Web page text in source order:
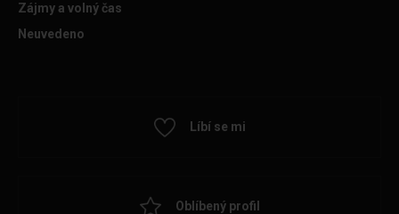
Zájmy a volný čas
Neuvedeno
Líbí se mi
Oblíbený profil